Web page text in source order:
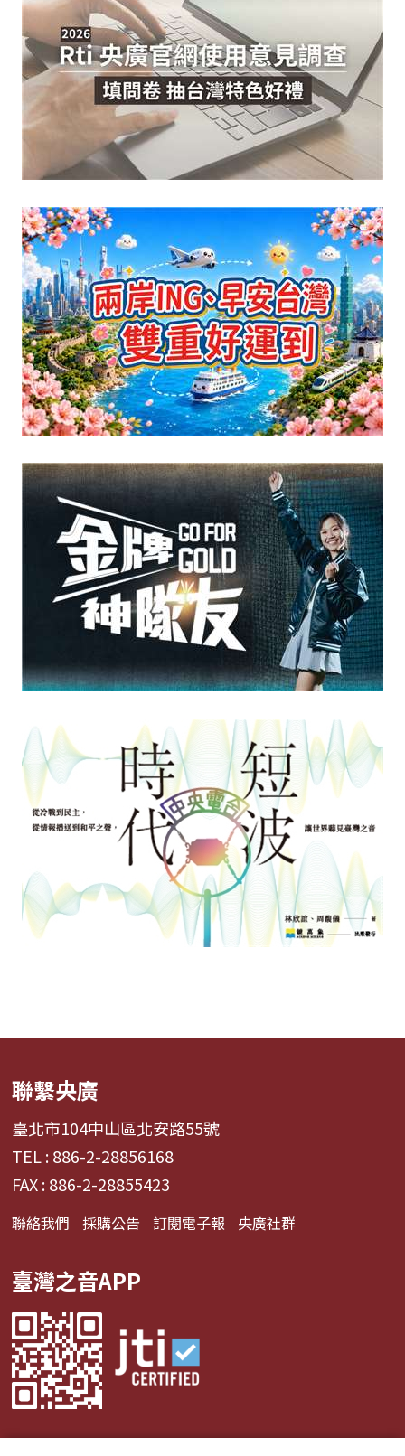
聯繫央廣
臺北市104中山區北安路55號
TEL : 886-2-28856168
FAX : 886-2-28855423
聯絡我們 採購公告 訂閱電子報 央廣社群
臺灣之音APP